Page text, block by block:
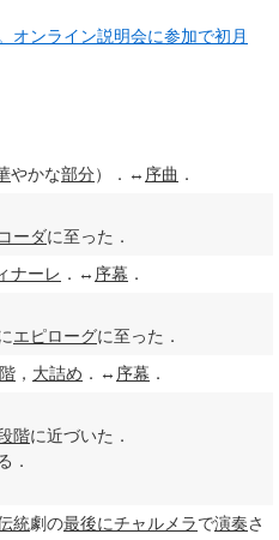
オンライン説明会に参加で初月
やかな部分）．↔ 序曲 ．
コーダに至った．
ナーレ ．↔ 序幕 ．
エピローグに至った．
， 大詰め ．↔ 序幕 ．
階に近づいた．
．
統劇の最後にチャルメラで演奏さ